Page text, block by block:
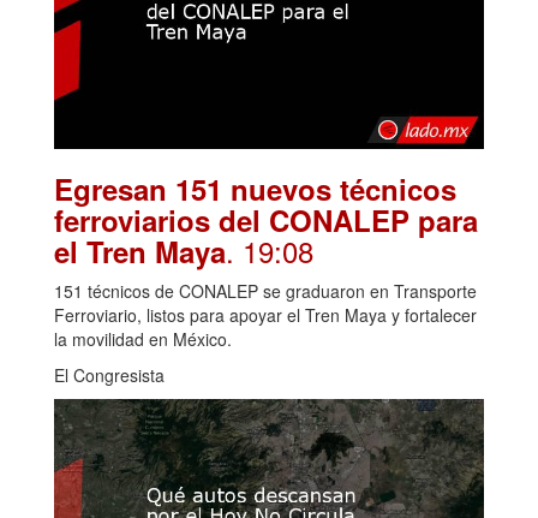
Egresan 151 nuevos técnicos
ferroviarios del CONALEP para
el Tren Maya. 19:08
151 técnicos de CONALEP se graduaron en Transporte
Ferroviario, listos para apoyar el Tren Maya y fortalecer
la movilidad en México.
El Congresista